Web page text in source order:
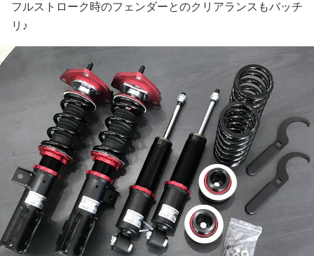
フルストローク時のフェンダーとのクリアランスもバッチ
リ♪